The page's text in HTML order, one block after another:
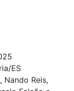
ES
Nando Reis,